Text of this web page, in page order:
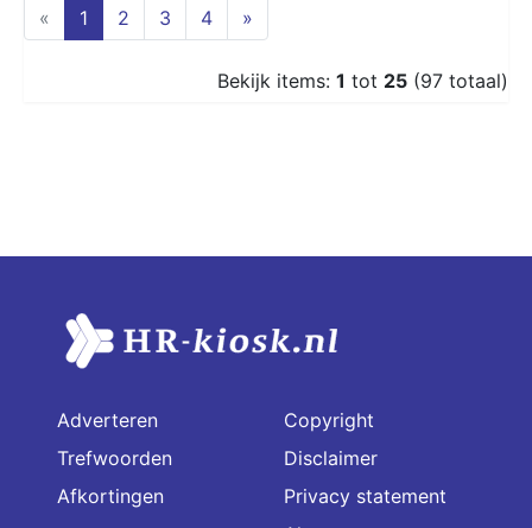
« 1 (current)
2 3 4 »
Bekijk items: 1 tot 25 (97 totaal)
Adverteren
Trefwoorden
Afkortingen
Copyright
Disclaimer
Privacy statement